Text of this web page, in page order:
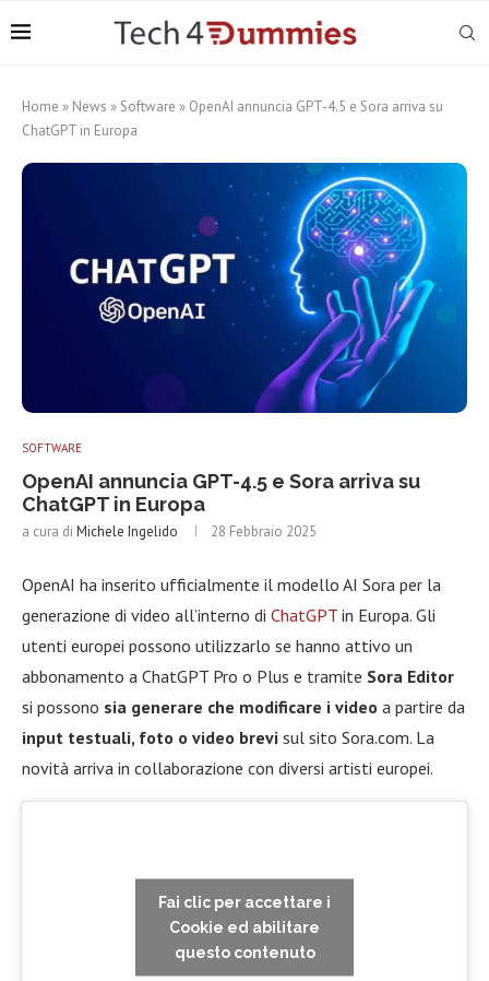
Home » News » Software » OpenAI annuncia GPT-4.5 e Sora arriva su
ChatGPT in Europa
SOFTWARE
OpenAI annuncia GPT-4.5 e Sora arriva su
ChatGPT in Europa
a cura di Michele Ingelido 28 Febbraio 2025
OpenAI ha inserito ufficialmente il modello AI Sora per la
generazione di video all’interno di ChatGPT in Europa. Gli
utenti europei possono utilizzarlo se hanno attivo un
abbonamento a ChatGPT Pro o Plus e tramite Sora Editor
si possono sia generare che modificare i video a partire da
input testuali, foto o video brevi sul sito Sora.com. La
novità arriva in collaborazione con diversi artisti europei.
Fai clic per accettare i
Cookie ed abilitare
questo contenuto